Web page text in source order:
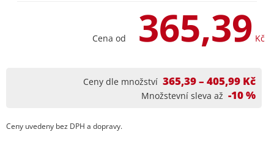
Cena od 365,39 Kč
Ceny dle množství 365,39 – 405,99 Kč
Množstevní sleva až -10 %
Ceny uvedeny bez DPH a dopravy.